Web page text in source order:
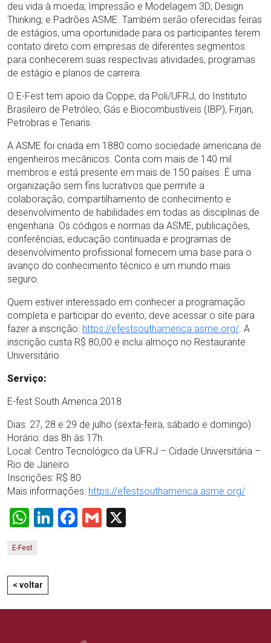
deu vida à moeda; Impressão e Modelagem 3D; Design
Thinking; e Padrões ASME. Também serão oferecidas feiras
de estágios, uma oportunidade para os participantes terem
contato direto com empresas de diferentes segmentos
para conhecerem suas respectivas atividades, programas
de estágio e planos de carreira.
O E-Fest tem apoio da Coppe, da Poli/UFRJ, do Instituto
Brasileiro de Petróleo, Gás e Biocombustíveis (IBP), Firjan,
Petrobras e Tenaris.
A ASME foi criada em 1880 como sociedade americana de
engenheiros mecânicos. Conta com mais de 140 mil
membros e está presente em mais de 150 países. É uma
organização sem fins lucrativos que permite a
colaboração, compartilhamento de conhecimento e
desenvolvimento de habilidades em todas as disciplinas de
engenharia. Os códigos e normas da ASME, publicações,
conferências, educação continuada e programas de
desenvolvimento profissional fornecem uma base para o
avanço do conhecimento técnico e um mundo mais
seguro.
Quem estiver interessado em conhecer a programação
completa e participar do evento, deve acessar o site para
fazer a inscrição: https://efestsouthamerica.asme.org/. A
inscrição custa R$ 80,00 e inclui almoço no Restaurante
Universitário.
Serviço:
E-fest South America 2018
Dias: 27, 28 e 29 de julho (sexta-feira, sábado e domingo)
Horário: das 8h às 17h.
Local: Centro Tecnológico da UFRJ – Cidade Universitária –
Rio de Janeiro
Inscrições: R$ 80
Mais informações: https://efestsouthamerica.asme.org/
WhatsApp
LinkedIn
Facebook
Gmail
E-Fest
< voltar